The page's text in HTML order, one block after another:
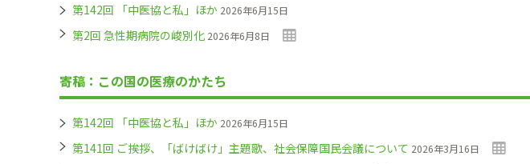
第142回 「中医協と私」ほか 2026年6月15日
第2回 急性期病院の峻別化 2026年6月8日
寄稿：この国の医療のかたち
第142回 「中医協と私」ほか 2026年6月15日
第141回 ご挨拶、「ばけばけ」主題歌、社会保障国民会議について 2026年3月16日